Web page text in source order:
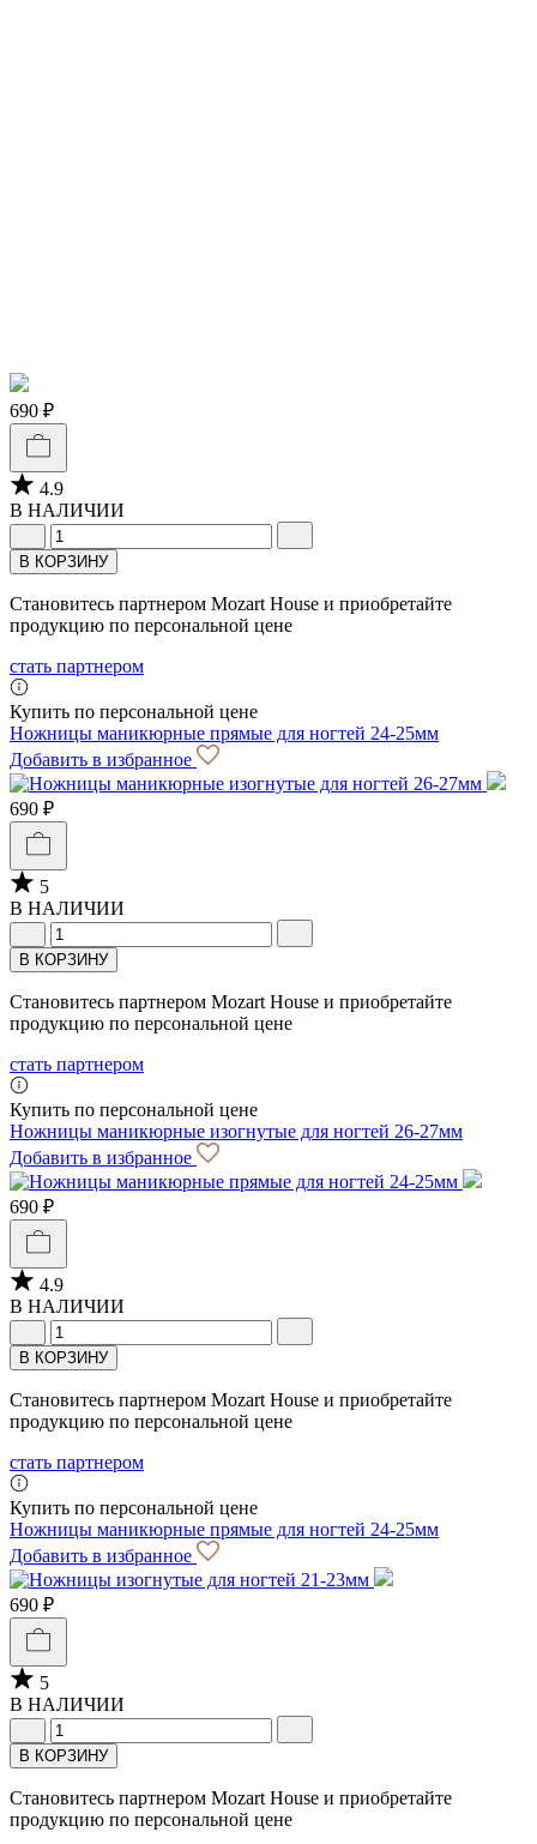
690 ₽
4.9
В НАЛИЧИИ
В КОРЗИНУ
Становитесь партнером Mozart House и приобретайте
продукцию по персональной цене
стать партнером
Купить по персональной цене
Ножницы маникюрные прямые для ногтей 24-25мм
Добавить в избранное
690 ₽
5
В НАЛИЧИИ
В КОРЗИНУ
Становитесь партнером Mozart House и приобретайте
продукцию по персональной цене
стать партнером
Купить по персональной цене
Ножницы маникюрные изогнутые для ногтей 26-27мм
Добавить в избранное
690 ₽
4.9
В НАЛИЧИИ
В КОРЗИНУ
Становитесь партнером Mozart House и приобретайте
продукцию по персональной цене
стать партнером
Купить по персональной цене
Ножницы маникюрные прямые для ногтей 24-25мм
Добавить в избранное
690 ₽
5
В НАЛИЧИИ
В КОРЗИНУ
Становитесь партнером Mozart House и приобретайте
продукцию по персональной цене